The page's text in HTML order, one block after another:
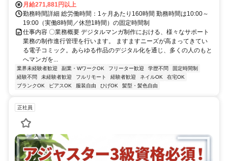
月給271,881円以上
勤務時間詳細 総労働時間：1ヶ月あたり160時間 勤務時間は10:00～
19:00（実働8時間／休憩1時間）の固定時間制
仕事内容 〇業務概要 デジタルマンガ制作における、様々なサポート
業務の制作進行管理を行います。 ますますニーズが高まってきてい
る電子コミック。あらゆる作品のデジタル化を通じ、多くの人のもと
へマンガを...
業界未経験者歓迎 副業・WワークOK フリーター歓迎 学歴不問
固定時間制
経験不問
未経験者歓迎 フルリモート 経験者歓迎 ネイルOK
在宅OK
ブランクOK
ピアスOK 服装自由 ひげOK 髪型・髪色自由
正社員